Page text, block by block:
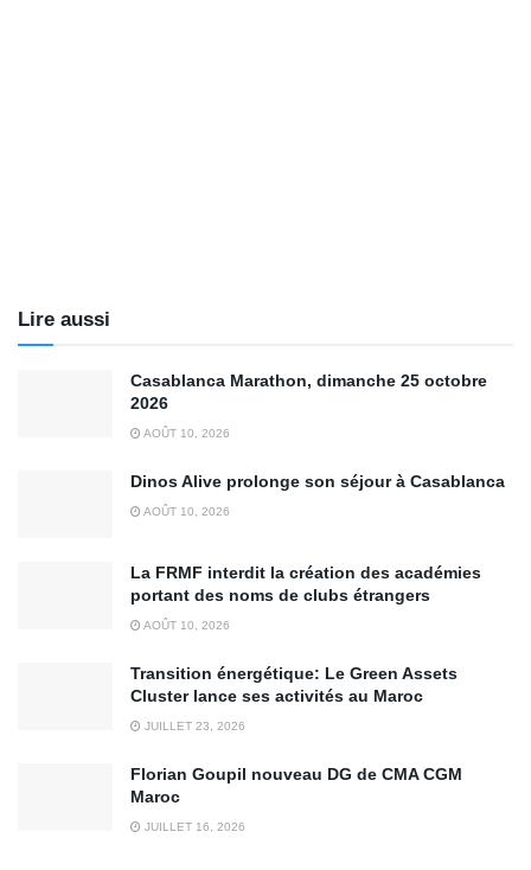
Lire aussi
Casablanca Marathon, dimanche 25 octobre
2026
AOÛT 10, 2026
Dinos Alive prolonge son séjour à Casablanca
AOÛT 10, 2026
La FRMF interdit la création des académies
portant des noms de clubs étrangers
AOÛT 10, 2026
Transition énergétique: Le Green Assets
Cluster lance ses activités au Maroc
JUILLET 23, 2026
Florian Goupil nouveau DG de CMA CGM
Maroc
JUILLET 16, 2026